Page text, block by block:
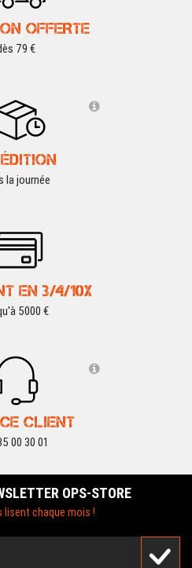
OFFERTE
79 €
la journée
EN 3/4/10X
5000 €
CLIENT
00 30 01
OPS-STORE
lisent chaque mois !